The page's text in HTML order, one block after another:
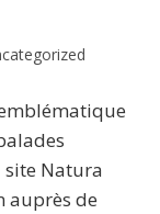
Natura
auprès de